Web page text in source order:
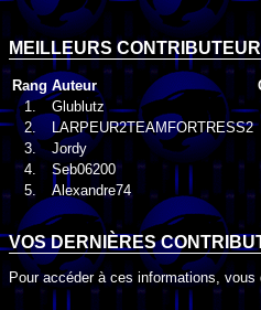
MEILLEURS
Rang Auteur
1.
Glublutz
2.
LARPEUR2TEAMFORTRESS2
3.
Jordy
4.
Seb06200
5.
Alexandre74
VOS DERNIÈRES
Pour accéder à ces informations,